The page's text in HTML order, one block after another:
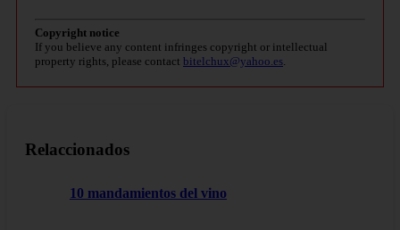
Copyright notice
If you believe any content infringes copyright or intellectual
property rights, please contact bitelchux@yahoo.es.
Relaccionados
10 mandamientos del vino